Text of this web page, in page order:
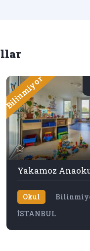
Bilinmiyor
Yakamoz
Okul
İSTANBUL